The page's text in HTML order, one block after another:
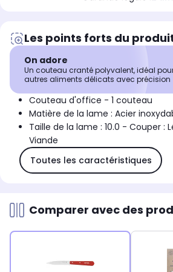
Les points forts du
On adore
Un couteau cranté polyvalent, idéal
autres aliments délicats avec précision
Couteau d'office - 1 couteau
Matière de la lame : Acier
Taille de la lame : 10.0 - Couper :
Viande
Toutes les caractéristiques
Comparer avec des